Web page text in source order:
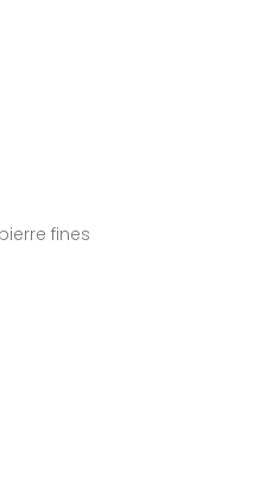
fines